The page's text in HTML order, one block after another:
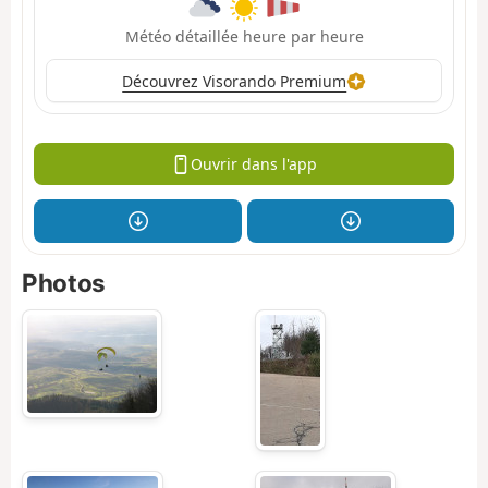
Météo détaillée heure par heure
Découvrez Visorando Premium
Ouvrir dans l'app
Photos